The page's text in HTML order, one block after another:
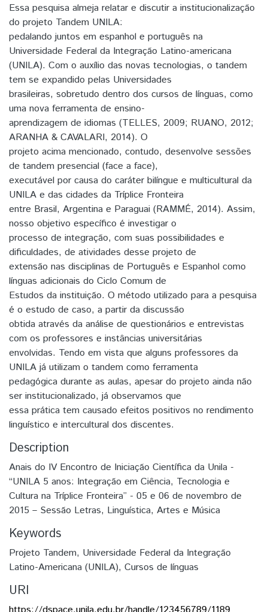
Essa pesquisa almeja relatar e discutir a institucionalização
do projeto Tandem UNILA:
pedalando juntos em espanhol e português na
Universidade Federal da Integração Latino-americana
(UNILA). Com o auxílio das novas tecnologias, o tandem
tem se expandido pelas Universidades
brasileiras, sobretudo dentro dos cursos de línguas, como
uma nova ferramenta de ensino-
aprendizagem de idiomas (TELLES, 2009; RUANO, 2012;
ARANHA & CAVALARI, 2014). O
projeto acima mencionado, contudo, desenvolve sessões
de tandem presencial (face a face),
executável por causa do caráter bilíngue e multicultural da
UNILA e das cidades da Tríplice Fronteira
entre Brasil, Argentina e Paraguai (RAMMÉ, 2014). Assim,
nosso objetivo específico é investigar o
processo de integração, com suas possibilidades e
dificuldades, de atividades desse projeto de
extensão nas disciplinas de Português e Espanhol como
línguas adicionais do Ciclo Comum de
Estudos da instituição. O método utilizado para a pesquisa
é o estudo de caso, a partir da discussão
obtida através da análise de questionários e entrevistas
com os professores e instâncias universitárias
envolvidas. Tendo em vista que alguns professores da
UNILA já utilizam o tandem como ferramenta
pedagógica durante as aulas, apesar do projeto ainda não
ser institucionalizado, já observamos que
essa prática tem causado efeitos positivos no rendimento
linguístico e intercultural dos discentes.
Description
Anais do IV Encontro de Iniciação Científica da Unila -
“UNILA 5 anos: Integração em Ciência, Tecnologia e
Cultura na Tríplice Fronteira” - 05 e 06 de novembro de
2015 – Sessão Letras, Linguística, Artes e Música
Keywords
Projeto Tandem, Universidade Federal da Integração
Latino-Americana (UNILA), Cursos de línguas
URI